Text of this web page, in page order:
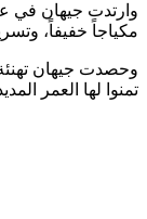
وارتدت جيهان في
مكياجاً خفيفاً،
وحصدت جيهان
تمنوا لها العمر